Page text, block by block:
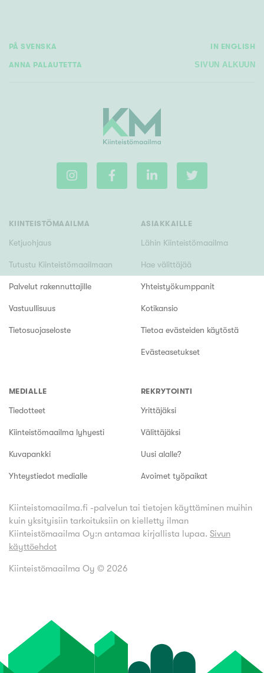
PÅ SVENSKA IN ENGLISH
ANNA PALAUTETTA SIVUN ALKUUN
KIINTEISTÖMAAILMA
Ketjuohjaus
Tutustu Kiinteistömaailmaan
Palvelut rakennuttajille
Vastuullisuus
Tietosuojaseloste
ASIAKKAILLE
Lähin Kiinteistömaailma
Hae välittäjää
Yhteistyökumppanit
Kotikansio
Tietoa evästeiden käytöstä
Evästeasetukset
MEDIALLE
Tiedotteet
Kiinteistömaailma lyhyesti
Kuvapankki
Yhteystiedot medialle
REKRYTOINTI
Yrittäjäksi
Välittäjäksi
Uusi alalle?
Avoimet työpaikat
Kiinteistomaailma.fi -palvelun tai tietojen käyttäminen muihin
kuin yksityisiin tarkoituksiin on kielletty ilman
Kiinteistömaailma Oy:n antamaa kirjallista lupaa. Sivun
käyttöehdot
Kiinteistömaailma Oy © 2026